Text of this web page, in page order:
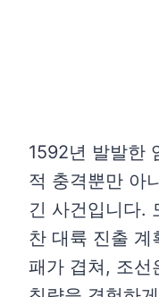
1592년 발발한
적 충격뿐만 아
긴 사건입니다.
찬 대륙 진출 계
패가 겹쳐, 조선